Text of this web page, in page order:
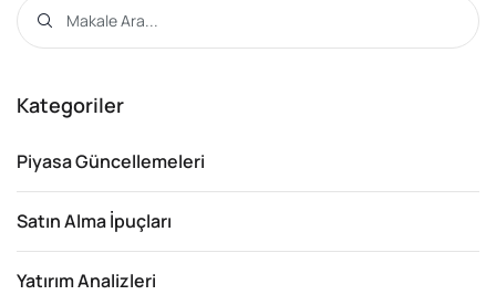
Kategoriler
Piyasa Güncellemeleri
Satın Alma İpuçları
Yatırım Analizleri